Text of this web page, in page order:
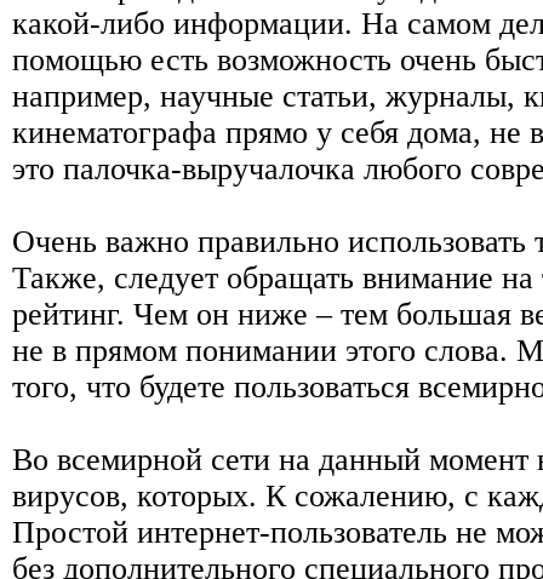
какой-либо информации. На самом
помощью есть возможность очень
например, научные статьи, журналы,
кинематографа прямо у себя дома, не
это палочка-выручалочка любого
Очень важно правильно
Также, следует обращать внимание
рейтинг. Чем он ниже – тем большая
не в прямом понимании этого слова.
того, что будете пользоваться
Во всемирной сети на данный момент
вирусов, которых. К сожалению, с
Простой интернет-пользователь не
без дополнительного специального